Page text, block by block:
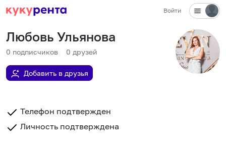
Войти
Любовь Ульянова
0 подписчиков 0 друзей
Добавить в друзья
Телефон подтвержден
Личность подтверждена